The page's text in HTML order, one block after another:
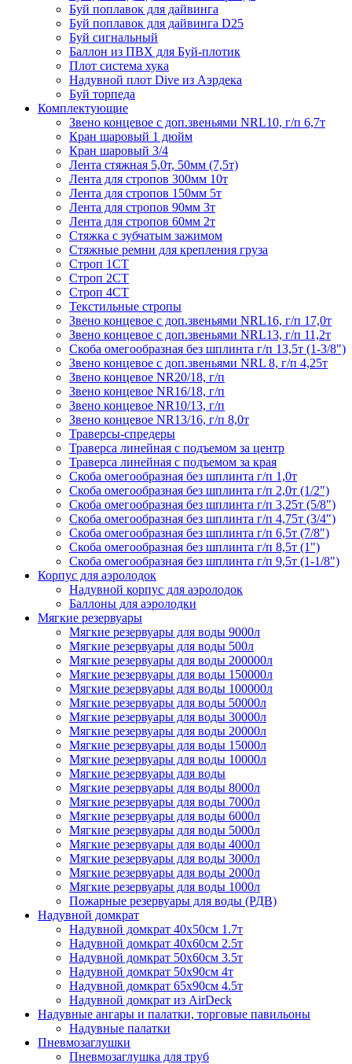
Буй поплавок для дайвинга
Буй поплавок для дайвинга D25
Буй сигнальный
Баллон из ПВХ для Буй-плотик
Плот система хука
Надувной плот Dive из Аэрдека
Буй торпеда
Комплектующие
Звено концевое с доп.звеньями NRL10, г/п 6,7т
Кран шаровый 1 дюйм
Кран шаровый 3/4
Лента стяжная 5,0т, 50мм (7,5т)
Лента для стропов 300мм 10т
Лента для стропов 150мм 5т
Лента для стропов 90мм 3т
Лента для стропов 60мм 2т
Стяжка с зубчатым зажимом
Стяжные ремни для крепления груза
Строп 1СТ
Строп 2СТ
Строп 4СТ
Текстильные стропы
Звено концевое с доп.звеньями NRL16, г/п 17,0т
Звено концевое с доп.звеньями NRL13, г/п 11,2т
Скоба омегообразная без шплинта г/п 13,5т (1-3/8")
Звено концевое с доп.звеньями NRL 8, г/п 4,25т
Звено концевое NR20/18, г/п
Звено концевое NR16/18, г/п
Звено концевое NR10/13, г/п
Звено концевое NR13/16, г/п 8,0т
Траверсы-спредеры
Траверса линейная с подъемом за центр
Траверса линейная с подъемом за края
Скоба омегообразная без шплинта г/п 1,0т
Скоба омегообразная без шплинта г/п 2,0т (1/2")
Скоба омегообразная без шплинта г/п 3,25т (5/8")
Скоба омегообразная без шплинта г/п 4,75т (3/4")
Скоба омегообразная без шплинта г/п 6,5т (7/8")
Скоба омегообразная без шплинта г/п 8,5т (1")
Скоба омегообразная без шплинта г/п 9,5т (1-1/8")
Корпус для аэролодок
Надувной корпус для аэролодок
Баллоны для аэролодки
Мягкие резервуары
Мягкие резервуары для воды 9000л
Мягкие резервуары для воды 500л
Мягкие резервуары для воды 200000л
Мягкие резервуары для воды 150000л
Мягкие резервуары для воды 100000л
Мягкие резервуары для воды 50000л
Мягкие резервуары для воды 30000л
Мягкие резервуары для воды 20000л
Мягкие резервуары для воды 15000л
Мягкие резервуары для воды 10000л
Мягкие резервуары для воды
Мягкие резервуары для воды 8000л
Мягкие резервуары для воды 7000л
Мягкие резервуары для воды 6000л
Мягкие резервуары для воды 5000л
Мягкие резервуары для воды 4000л
Мягкие резервуары для воды 3000л
Мягкие резервуары для воды 2000л
Мягкие резервуары для воды 1000л
Пожарные резервуары для воды (РДВ)
Надувной домкрат
Надувной домкрат 40х50см 1.7т
Надувной домкрат 40х60см 2.5т
Надувной домкрат 50х60см 3.5т
Надувной домкрат 50х90см 4т
Надувной домкрат 65х90см 4.5т
Надувной домкрат из AirDeck
Надувные ангары и палатки, торговые павильоны
Надувные палатки
Пневмозаглушки
Пневмозаглушка для труб